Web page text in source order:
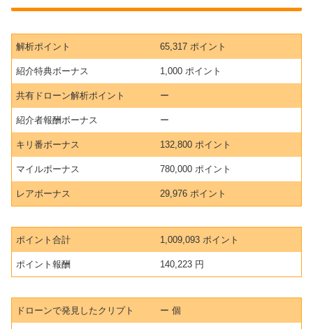
解析ポイント 65,317 ポイント
紹介特典ボーナス 1,000 ポイント
共有ドローン解析ポイント ー
紹介者報酬ボーナス ー
キリ番ボーナス 132,800 ポイント
マイルボーナス 780,000 ポイント
レアボーナス 29,976 ポイント
ポイント合計 1,009,093 ポイント
ポイント報酬 140,223 円
ドローンで発見したクリプト ー 個